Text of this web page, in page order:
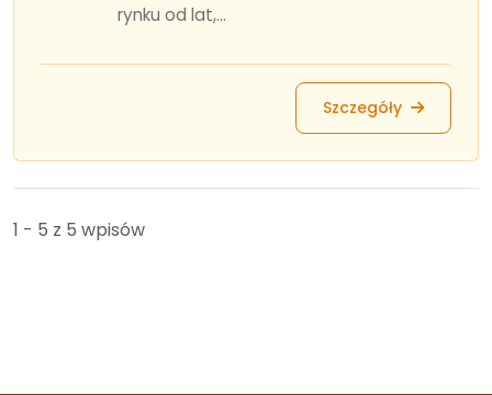
rynku od lat,...
Szczegóły
1 - 5 z 5 wpisów